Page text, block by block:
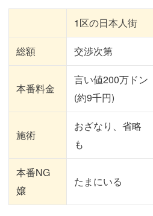
1区の日本人街
総額 交渉次第
本番料金
言い値200万ドン
(約9千円)
施術
おざなり、省略
も
本番NG
嬢
たまにいる